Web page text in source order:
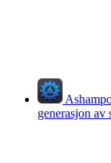
generasjon av